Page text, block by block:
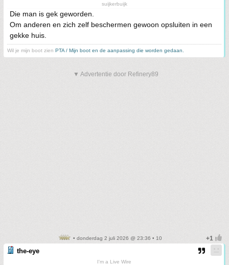
suijkerbuijk
Die man is gek geworden.
Om anderen en zich zelf beschermen gewoon opsluiten in een
gekke huis.
Wil je mijn boot zien PTA / Mijn boot en de aanpassing die worden gedaan.
▼ Advertentie door Refinery89
• donderdag 2 juli 2026 @ 23:36 • 10
the-eye
I'm a Live Wire